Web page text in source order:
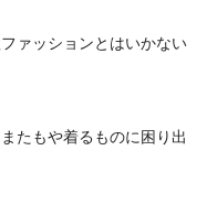
ァッションとはいかない
たもや着るものに困り出